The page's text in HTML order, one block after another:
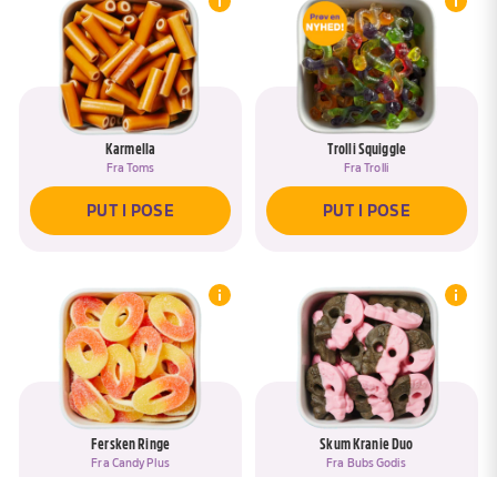
Karmella
Fra Toms
PUT I POSE
Trolli Squiggle
Fra Trolli
PUT I POSE
Fersken Ringe
Fra Candy Plus
Skum Kranie Duo
Fra Bubs Godis